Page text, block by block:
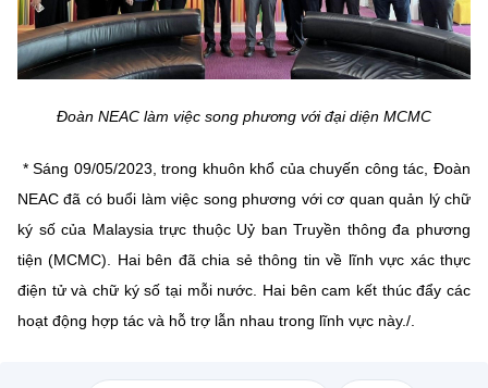
Đoàn NEAC làm việc song phương với đại diện MCMC
* Sáng 09/05/2023, trong khuôn khổ của chuyến công tác, Đoàn
NEAC đã có buổi làm việc song phương với cơ quan quản lý chữ
ký số của Malaysia trực thuộc Uỷ ban Truyền thông đa phương
tiện (MCMC). Hai bên đã chia sẻ thông tin về lĩnh vực xác thực
điện tử và chữ ký số tại mỗi nước. Hai bên cam kết thúc đẩy các
hoạt động hợp tác và hỗ trợ lẫn nhau trong lĩnh vực này./.